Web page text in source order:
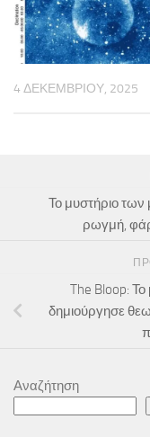
4 ΔΕΚΕΜΒΡΊΟΥ, 2025
Το μυστήριο
ρωγμή,
The Bloop:
δημιούργησε
Αναζήτηση